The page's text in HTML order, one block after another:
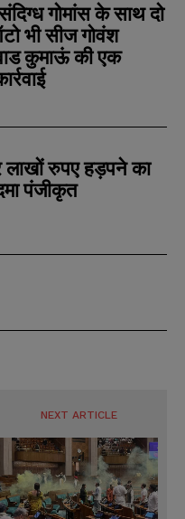
गोमांस के साथ दो
भी सीज गोवंश
कुमाऊं की एक
लाखों रुपए हड़पने का
पंजीकृत
NEXT ARTICLE